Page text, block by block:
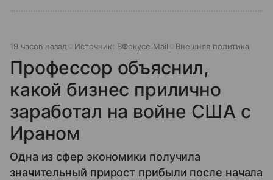
19 часов назад Источник: ВФокусе Mail Внешняя политика
Профессор объяснил,
какой бизнес прилично
заработал на войне США с
Ираном
Одна из сфер экономики получила
значительный прирост прибыли после начала